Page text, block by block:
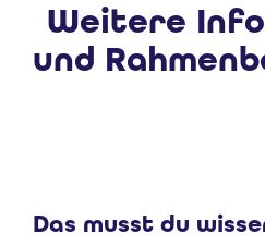
Weitere
und
Das musst du